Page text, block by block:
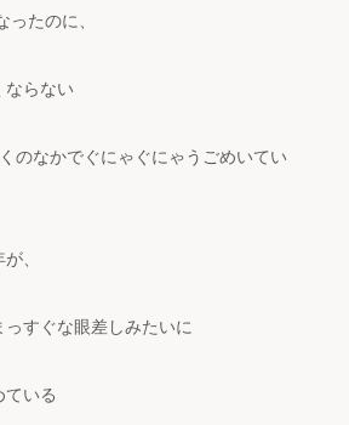
ったのに、
ならない
のなかでぐにゃぐにゃうごめいてい
、
すぐな眼差しみたいに
ている